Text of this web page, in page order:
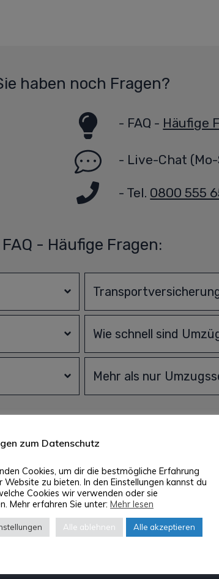
haben noch Fragen?
- FAQ - Häufige
- Live-Chat
- Tel. 0800 555
FAQ - Häufige Fragen:
Wie schnell sind
Mehr als nur
deutschlandweit für Sie da
zum Datenschutz
Cookies, um dir die bestmögliche Erfahrung
Website zu bieten. In den Einstellungen kannst du
Cookies wir verwenden oder sie
Mehr erfahren Sie unter: Mehr lesen
Alle ablehnen Alle akzeptieren